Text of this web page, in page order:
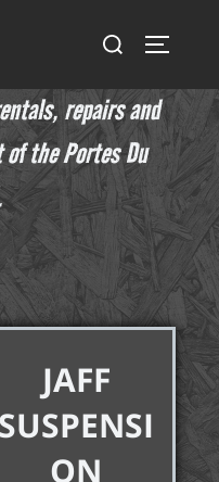
repairs and
the Portes Du
JAFF
SUSPENSI
ON